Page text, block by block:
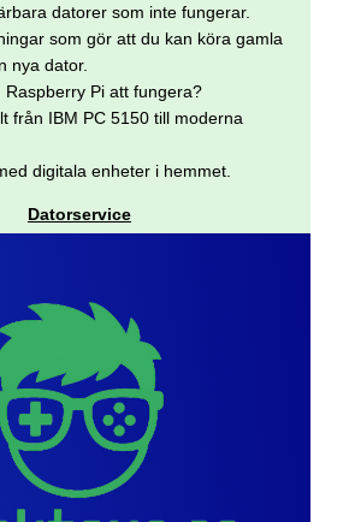
datorer som inte fungerar.
som gör att du kan köra gamla
nya dator.
Raspberry Pi att fungera?
från IBM PC 5150 till moderna
digitala enheter i hemmet.
Datorservice